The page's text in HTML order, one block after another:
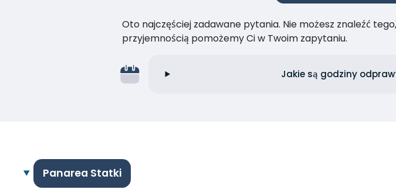
Oto najczęściej zadawane pytania. Nie możesz znaleźć
przyjemnością pomożemy Ci w Twoim zapytaniu.
Jakie są godziny
Panarea Statki